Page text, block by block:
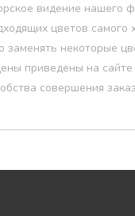
видение нашего
цветов самого
заменять некоторые
приведены на
совершения
НАЙТИ